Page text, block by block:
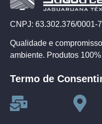
CNPJ: 63.302.376/0001-
Qualidade e
ambiente. Produtos
Termo de